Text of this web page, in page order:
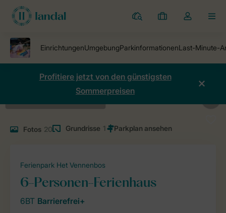
Ferienparks
Meine
Dropdown-
öffnen
Profitiere jetzt von den günstigsten
Sommerpreisen
Fotos 20 Grundrisse 1
Ferienpark Het Vennenbos
6-Personen-Ferienhaus
6BT Barrierefrei+